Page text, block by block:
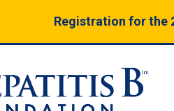
Registration for the